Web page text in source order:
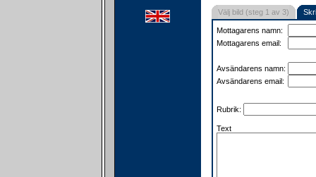
Välj bild (steg 1 av 3)
Mottagarens namn:
Mottagarens email:
Avsändarens namn:
Avsändarens email:
Rubrik:
Text